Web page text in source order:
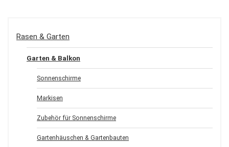
Rasen & Garten
Garten & Balkon
Sonnenschirme
Markisen
Zubehör für Sonnenschirme
Gartenhäuschen & Gartenbauten